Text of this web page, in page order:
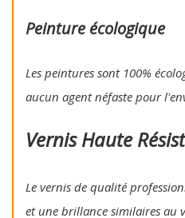
Peinture écologique
Les peintures sont 100%
aucun agent néfaste pour
Vernis Haute
Le vernis de qualité
et une brillance similaires au